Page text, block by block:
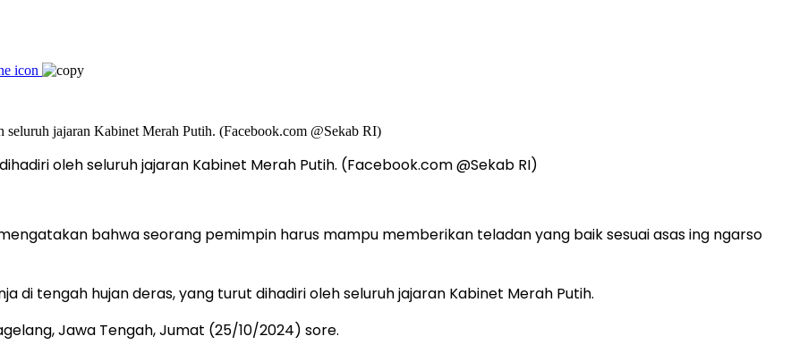
oleh seluruh jajaran Kabinet Merah Putih. (Facebook.com @Sekab RI)
bahwa seorang pemimpin harus mampu memberikan teladan yang baik sesuai asas ing ngarso
di tengah hujan deras, yang turut dihadiri oleh seluruh jajaran Kabinet Merah Putih.
Jawa Tengah, Jumat (25/10/2024) sore.